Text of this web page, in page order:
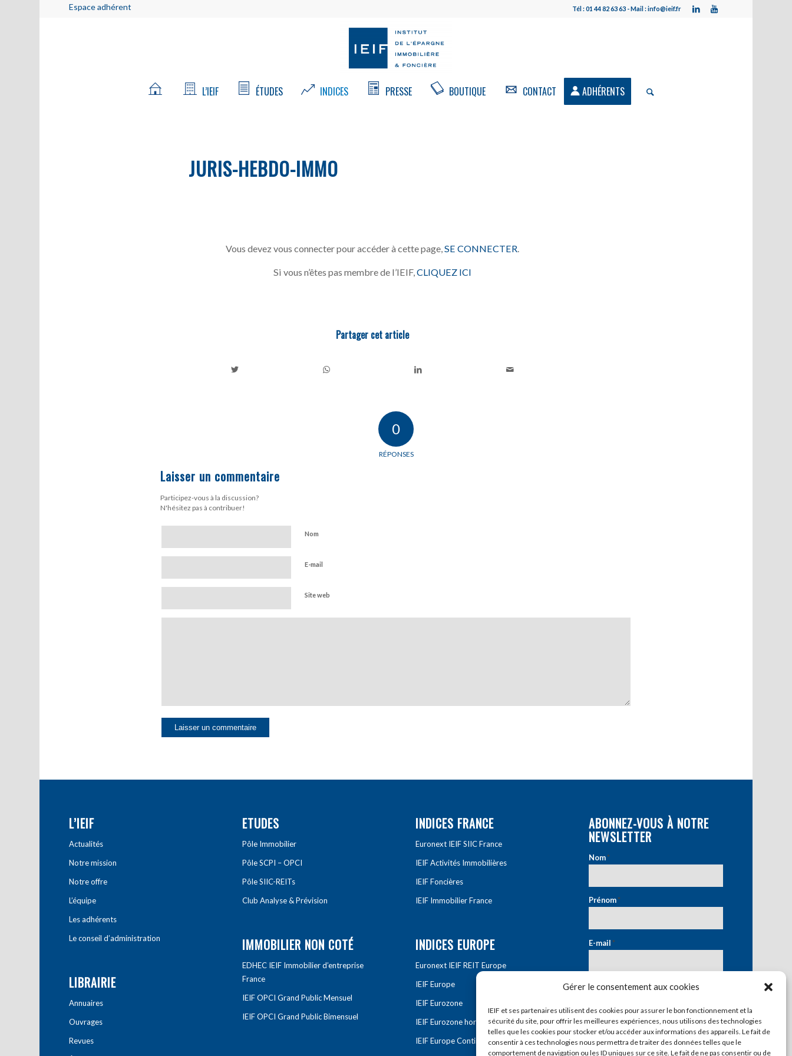
Gérer le consentement aux cookies
IEIF et ses partenaires utilisent des cookies pour assurer le bon fonctionnement et la
sécurité du site, pour offrir les meilleures expériences, nous utilisons des technologies
telles que les cookies pour stocker et/ou accéder aux informations des appareils. Le fait de
consentir à ces technologies nous permettra de traiter des données telles que le
comportement de navigation ou les ID uniques sur ce site. Le fait de ne pas consentir ou de
Espace adhérent Tél : 01 44 82 63 63 - Mail : info@ieif.fr
L’IEIF ÉTUDES INDICES PRESSE BOUTIQUE CONTACT ADHÉRENTS
JURIS-HEBDO-IMMO
Vous devez vous connecter pour accéder à cette page, SE CONNECTER
Si vous n’êtes pas membre de l’IEIF,CLIQUEZ ICI
Partager cet article
0
RÉPONSES
Laisser un commentaire
Participez-vous à la discussion?
N'hésitez pas à contribuer!
Nom
E-mail
Site web
L’IEIF
Actualités
Notre mission
Notre offre
L’équipe
Les adhérents
Le conseil d’administration
LIBRAIRIE
Annuaires
Ouvrages
Revues
ETUDES
Pôle Immobilier
Pôle SCPI – OPCI
Pôle SIIC-REITs
Club Analyse & Prévision
IMMOBILIER NON COTÉ
EDHEC IEIF Immobilier d’entreprise
France
IEIF OPCI Grand Public Mensuel
IEIF OPCI Grand Public Bimensuel
INDICES FRANCE
Euronext IEIF SIIC France
IEIF Activités Immobilières
IEIF Foncières
IEIF Immobilier France
INDICES EUROPE
Euronext IEIF REIT Europe
IEIF Europe
IEIF Eurozone
IEIF Eurozone hors France
IEIF Europe Continentale
ABONNEZ-VOUS À NOTRE
NEWSLETTER
Nom*
Prénom*
E-mail*